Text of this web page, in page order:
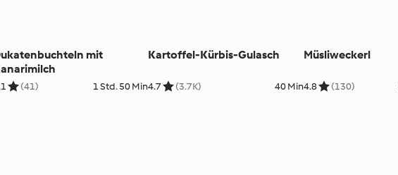
mit
(41) 1 Std. 50 Min
Kartoffel-Kürbis-Gulasch
4.7 (3.7K) 40 Min
Müsliweckerl
4.8 (130)